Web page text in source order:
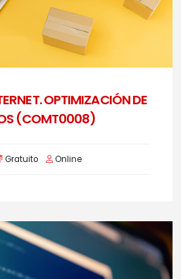
OPTIMIZACIÓN DE
(COMT0008)
Gratuito Online